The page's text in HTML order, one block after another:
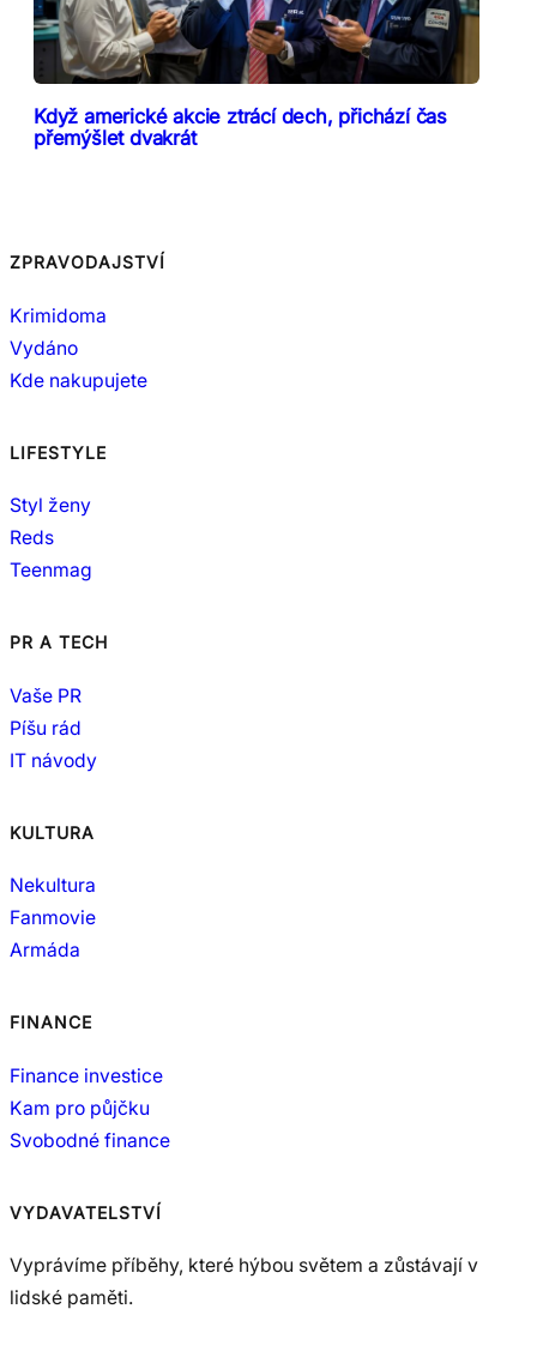
Když americké akcie ztrácí dech, přichází čas
přemýšlet dvakrát
ZPRAVODAJSTVÍ
Krimidoma
Vydáno
Kde nakupujete
LIFESTYLE
Styl ženy
Reds
Teenmag
PR A TECH
Vaše PR
Píšu rád
IT návody
KULTURA
Nekultura
Fanmovie
Armáda
FINANCE
Finance investice
Kam pro půjčku
Svobodné finance
VYDAVATELSTVÍ
Vyprávíme příběhy, které hýbou světem a zůstávají v
lidské paměti.